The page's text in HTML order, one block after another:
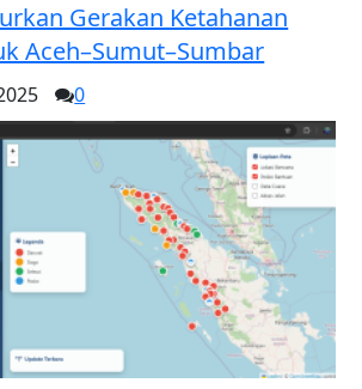
Gerakan Ketahanan
Aceh–Sumut–Sumbar
0